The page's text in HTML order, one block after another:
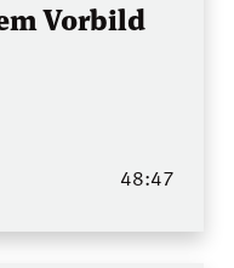
Vorbild
48:47